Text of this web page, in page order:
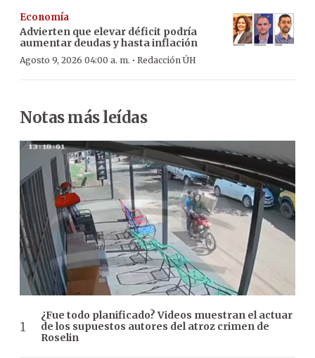
Economía
Advierten que elevar déficit podría
aumentar deudas y hasta inflación
Agosto 9, 2026 04:00 a. m. · Redacción ÚH
Notas más leídas
¿Fue todo planificado? Videos muestran el actuar
de los supuestos autores del atroz crimen de
Roselin